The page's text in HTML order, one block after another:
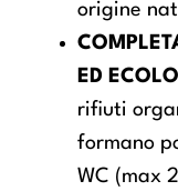
origine
ED
rifiuti
formano
WC (max